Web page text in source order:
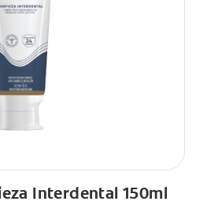
Interdental 150ml